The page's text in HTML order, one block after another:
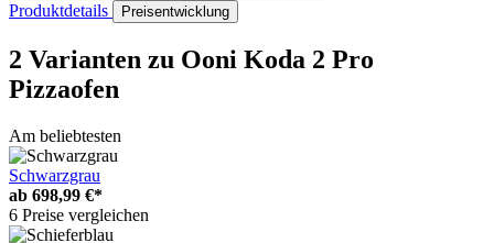
Produktdetails Preisentwicklung
2 Varianten zu Ooni Koda 2 Pro
Pizzaofen
Am beliebtesten
Schwarzgrau
ab 698,99 €*
6 Preise vergleichen